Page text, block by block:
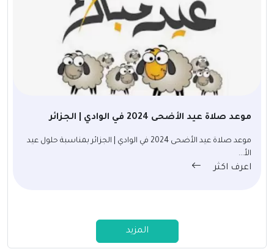
موعد صلاة عيد الأضحى 2024 في الوادي | الجزائر
موعد صلاة عيد الأضحى 2024 في الوادي | الجزائر بمناسبة حلول عيد
الأ...
اعرف اكثر
المزيد